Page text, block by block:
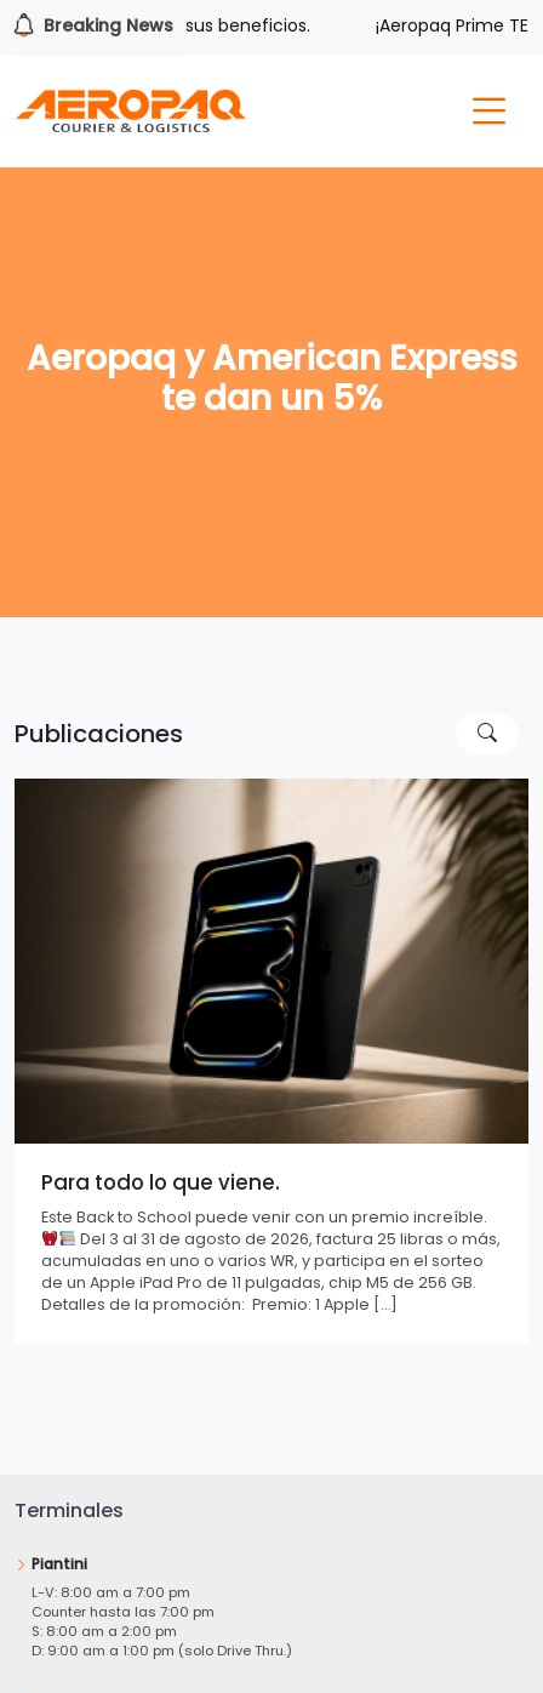
Breaking News
también tiene sus beneficios. ¡Aeropaq Prime TE
Aeropaq y American Express
te dan un 5%
Publicaciones
Para todo lo que viene.
Este Back to School puede venir con un premio increíble.
Del 3 al 31 de agosto de 2026, factura 25 libras o más,
acumuladas en uno o varios WR, y participa en el sorteo
de un Apple iPad Pro de 11 pulgadas, chip M5 de 256 GB.
Detalles de la promoción: Premio: 1 Apple […]
Terminales
Piantini
L-V: 8:00 am a 7:00 pm
Counter hasta las 7:00 pm
S: 8:00 am a 2:00 pm
D: 9:00 am a 1:00 pm (solo Drive Thru.)